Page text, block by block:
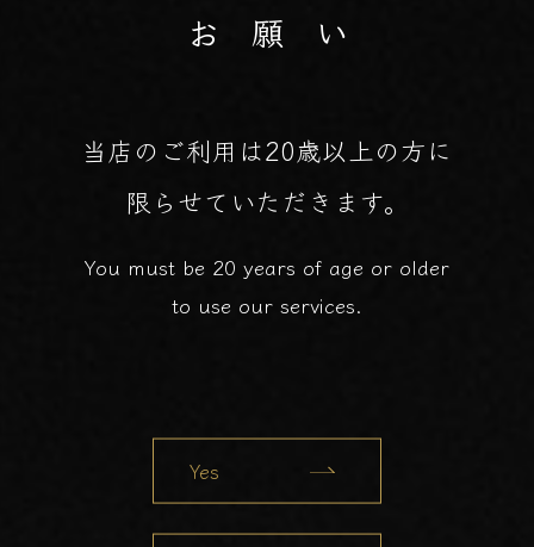
お 願 い
当店のご利用は20歳以上の方に
限らせていただきます。
You must be 20 years of age or older
to use our services.
Yes